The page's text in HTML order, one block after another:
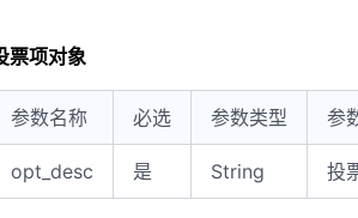
票项对象
参数名称 必选 参数类型 参
opt_desc 是 String 投